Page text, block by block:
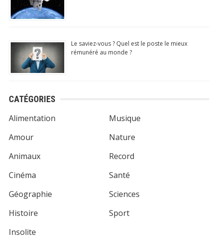
Le saviez-vous ? Quel est le poste le mieux
rémunéré au monde ?
CATÉGORIES
Alimentation
Amour
Animaux
Cinéma
Géographie
Histoire
Insolite
Musique
Nature
Record
Santé
Sciences
Sport